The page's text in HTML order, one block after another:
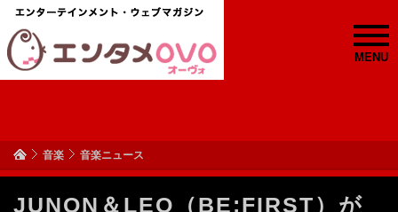
MENU
音楽 音楽ニュース
JUNON＆LEO（BE:FIRST）が